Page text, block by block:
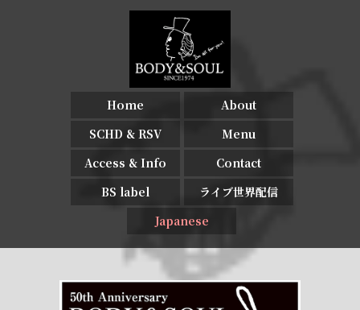
Home
About
SCHD & RSV
Menu
Access & Info
Contact
BS label
ライブ世界配信
Japanese